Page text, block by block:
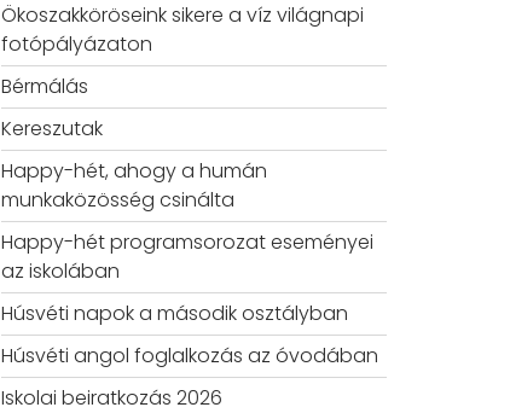
Ökoszakköröseink sikere a víz világnapi
fotópályázaton
Bérmálás
Kereszutak
Happy-hét, ahogy a humán
munkaközösség csinálta
Happy-hét programsorozat eseményei
az iskolában
Húsvéti napok a második osztályban
Húsvéti angol foglalkozás az óvodában
Iskolai beiratkozás 2026